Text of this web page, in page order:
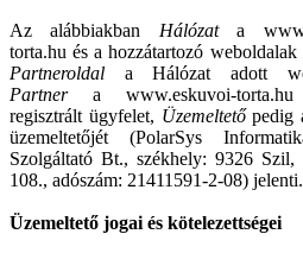
Az alábbiakban Hálózata
torta.hu és a hozzátartozó weboldalak
Partneroldal a Hálózat adott
Partnera www.eskuvoi-torta.hu
regisztrált ügyfelet, Üzemeltetőpedig
üzemeltetőjét (PolarSys
Szolgáltató Bt., székhely: 9326
108., adószám: 21411591-2-08) jelenti.
Üzemeltető jogai és kötelezettségei